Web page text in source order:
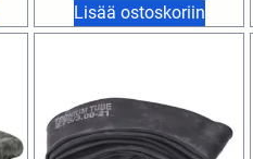
Lisää ostoskoriin